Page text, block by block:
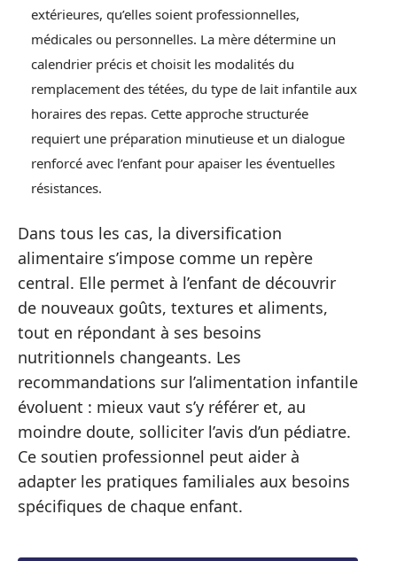
extérieures, qu’elles soient professionnelles,
médicales ou personnelles. La mère détermine un
calendrier précis et choisit les modalités du
remplacement des tétées, du type de lait infantile aux
horaires des repas. Cette approche structurée
requiert une préparation minutieuse et un dialogue
renforcé avec l’enfant pour apaiser les éventuelles
résistances.
Dans tous les cas, la diversification
alimentaire s’impose comme un repère
central. Elle permet à l’enfant de découvrir
de nouveaux goûts, textures et aliments,
tout en répondant à ses besoins
nutritionnels changeants. Les
recommandations sur l’alimentation infantile
évoluent : mieux vaut s’y référer et, au
moindre doute, solliciter l’avis d’un pédiatre.
Ce soutien professionnel peut aider à
adapter les pratiques familiales aux besoins
spécifiques de chaque enfant.